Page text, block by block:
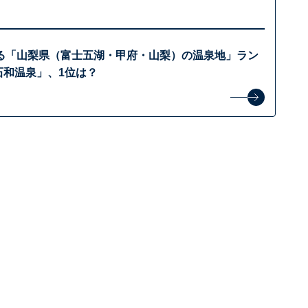
「山梨県（富士五湖・甲府・山梨）の温泉地」ラン
温泉」、1位は？